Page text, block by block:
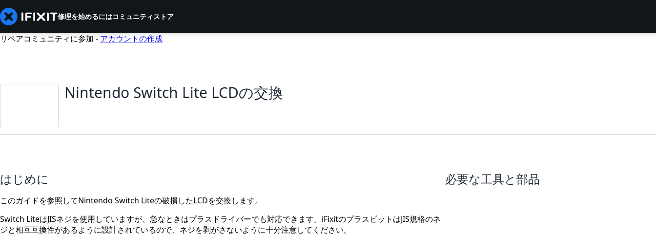
修理を始めるにはコミュニティストア
リペアコミュニティに参加 - アカウントの作成
Nintendo Switch Lite LCDの交換
はじめに
このガイドを参照してNintendo Switch Liteの破損したLCDを交換します。
Switch LiteはJISネジを使用していますが、急なときはプラスドライバーでも対応できます。iFixitのプラスビットはJIS規格のネ
ジと相互互換性があるように設計されているので、ネジを剥がさないように十分注意してください。
必要な工具と部品